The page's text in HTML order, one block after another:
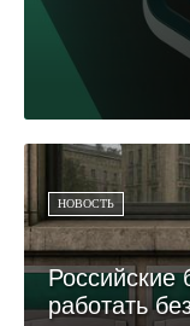
НОВОСТЬ
Российские
работать